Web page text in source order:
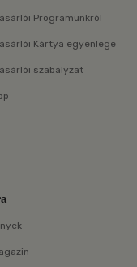
Programunkról
Kártya egyenlege
szabályzat